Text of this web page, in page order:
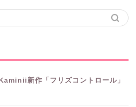
新作「フリズコントロール」